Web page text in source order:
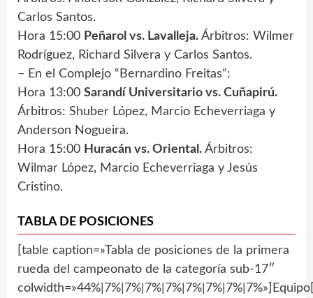
Carlos Santos.
Hora 15:00 Peñarol vs. Lavalleja. Árbitros: Wilmer
Rodríguez, Richard Silvera y Carlos Santos.
– En el Complejo “Bernardino Freitas”:
Hora 13:00 Sarandí Universitario vs. Cuñapirú.
Árbitros: Shuber López, Marcio Echeverriaga y
Anderson Nogueira.
Hora 15:00 Huracán vs. Oriental. Árbitros:
Wilmar López, Marcio Echeverriaga y Jesús
Cristino.
TABLA DE POSICIONES
[table caption=»Tabla de posiciones de la primera
rueda del campeonato de la categoría sub-17″